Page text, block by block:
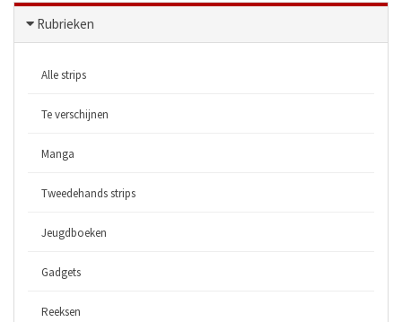
Rubrieken
Alle strips
Te verschijnen
Manga
Tweedehands strips
Jeugdboeken
Gadgets
Reeksen